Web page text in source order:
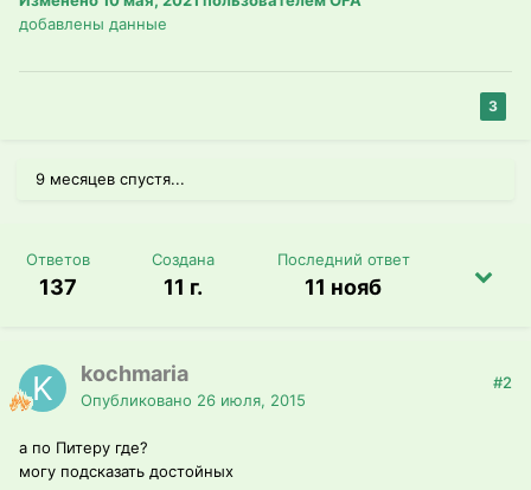
добавлены данные
3
9 месяцев спустя...
Ответов
137
Создана
11 г.
Последний ответ
11 нояб
kochmaria
Опубликовано 26 июля, 2015
#2
а по Питеру где?
могу подсказать достойных